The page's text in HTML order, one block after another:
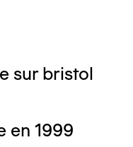
sur bristol
en 1999